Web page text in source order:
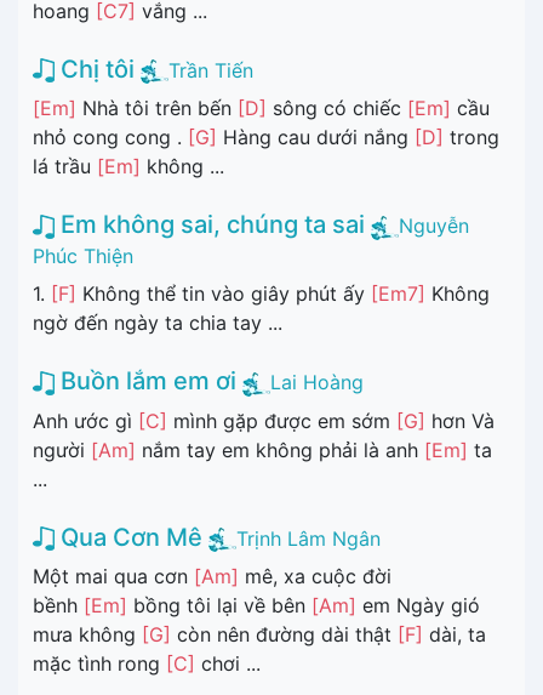
hoang [C7] vắng ...
Chị tôi
Trần Tiến
[Em] Nhà tôi trên bến [D] sông có chiếc [Em] cầu
nhỏ cong cong . [G] Hàng cau dưới nắng [D] trong
lá trầu [Em] không ...
Em không sai, chúng ta sai
Nguyễn
Phúc Thiện
1. [F] Không thể tin vào giây phút ấy [Em7] Không
ngờ đến ngày ta chia tay ...
Buồn lắm em ơi
Lai Hoàng
Anh ước gì [C] mình gặp được em sớm [G] hơn Và
người [Am] nắm tay em không phải là anh [Em] ta
...
Qua Cơn Mê
Trịnh Lâm Ngân
Một mai qua cơn [Am] mê, xa cuộc đời
bềnh [Em] bồng tôi lại về bên [Am] em Ngày gió
mưa không [G] còn nên đường dài thật [F] dài, ta
mặc tình rong [C] chơi ...